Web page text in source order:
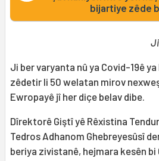
bijartiye zêde
Ji ber varyanta nû ya Covid-19ê
zêdetir li 50 welatan mirov
Ewropayê jî her diçe belav dibe.
Dîrektorê Giştî yê Rêxistina
Tedros Adhanom Ghebreyesûsî
beriya zivistanê, hejmara kesên bi